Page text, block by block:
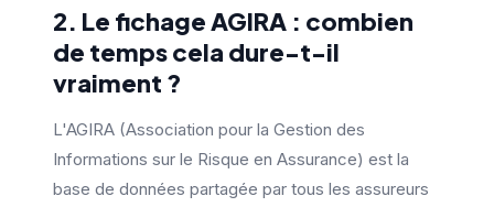
2. Le fichage AGIRA : combien
de temps cela dure-t-il
vraiment ?
L'AGIRA (Association pour la Gestion des
Informations sur le Risque en Assurance) est la
base de données partagée par tous les assureurs